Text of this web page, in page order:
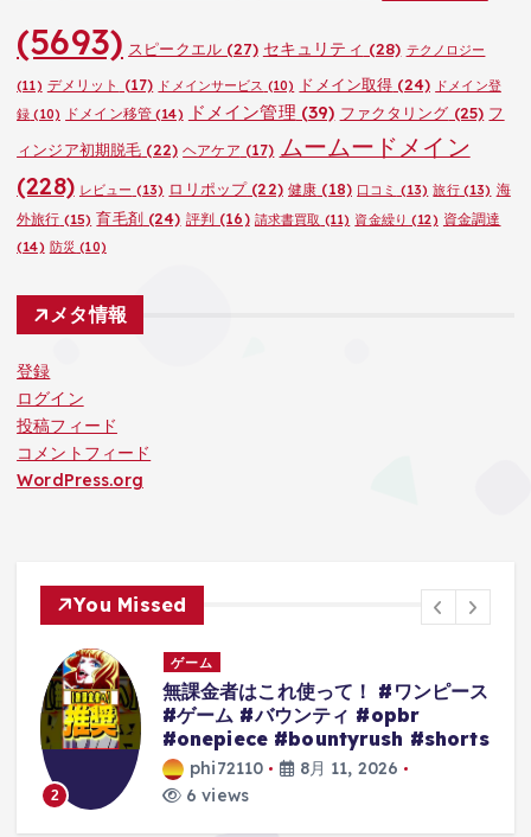
(5693) スピークエル(27) セキュリティ (28) テクノロジー
(11) デメリット (17) ドメインサービス (10) ドメイン取得 (24) ドメイン登
録 (10) ドメイン移管(14) ドメイン管理 (39) ファクタリング (25) フ
ィンジア初期脱毛 (22) ヘアケア (17) ムームードメイン
(228) レビュー (13) ロリポップ(22) 健康 (18) 口コミ (13) 旅行(13) 海
外旅行 (15) 育毛剤(24) 評判 (16) 請求書買取 (11) 資金繰り (12) 資金調達
(14) 防災 (10)
メタ情報
登録
ログイン
投稿フィード
コメントフィード
WordPress.org
You Missed
#ワンピース
#shorts
3
ソニック悪役の残酷すぎる悪
#sonic #ゲーム #shorts
phi72110
8月 11, 2026
7 views